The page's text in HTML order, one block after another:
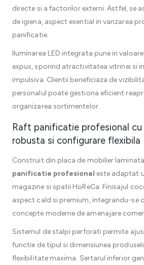
directe si a factorilor externi. Astfel, se
de igiena, aspect esential in vanzarea
panificatie.
Iluminarea LED integrata pune in
expus, sporind atractivitatea vitrinei si
impulsiva. Clientii beneficiaza de
personalul poate gestiona eficient
organizarea sortimentelor.
Raft panificatie profesional
robusta si configurare flexibila
Construit din placa de mobilier
panificatie profesional este adaptat
magazine si spatii HoReCa. Finisajul
aspect cald si premium, integrandu-se
concepte moderne de amenajare
Sistemul de stalpi perforati permite
functie de tipul si dimensiunea
flexibilitate maxima. Sertarul inferior